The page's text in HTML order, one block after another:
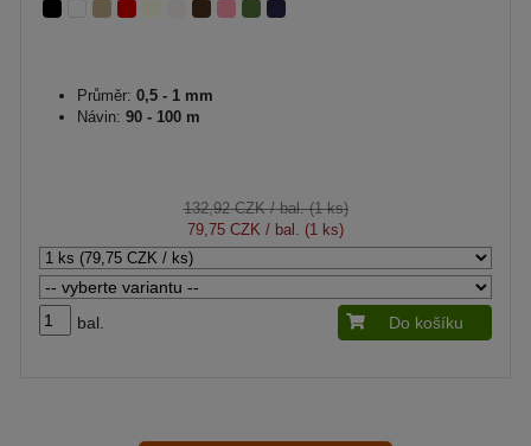
Průměr: 0,5 - 1 mm
Návin: 90 - 100 m
132,92 CZK/ bal. (1 ks)
79,75 CZK / bal. (1 ks)
bal. Do košíku